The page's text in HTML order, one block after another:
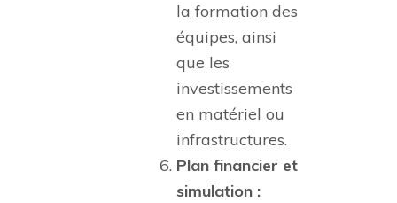
la formation des
équipes, ainsi
que les
investissements
en matériel ou
infrastructures.
Plan financier et
simulation :